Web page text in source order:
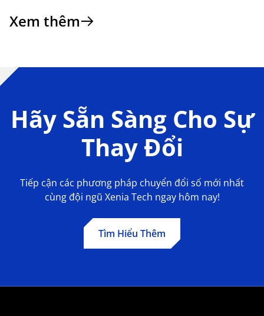
Xem thêm
Hãy Sẵn Sàng Cho Sự
Thay Đổi
Tiếp cận các phương pháp chuyển đổi số mới nhất
cùng đội ngũ Xenia Tech ngay hôm nay!
Tìm Hiểu Thêm